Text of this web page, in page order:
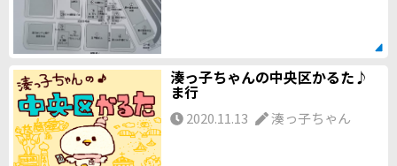
湊っ子ちゃんの中央区かるた♪
ま行
2020.11.13 湊っ子ちゃん